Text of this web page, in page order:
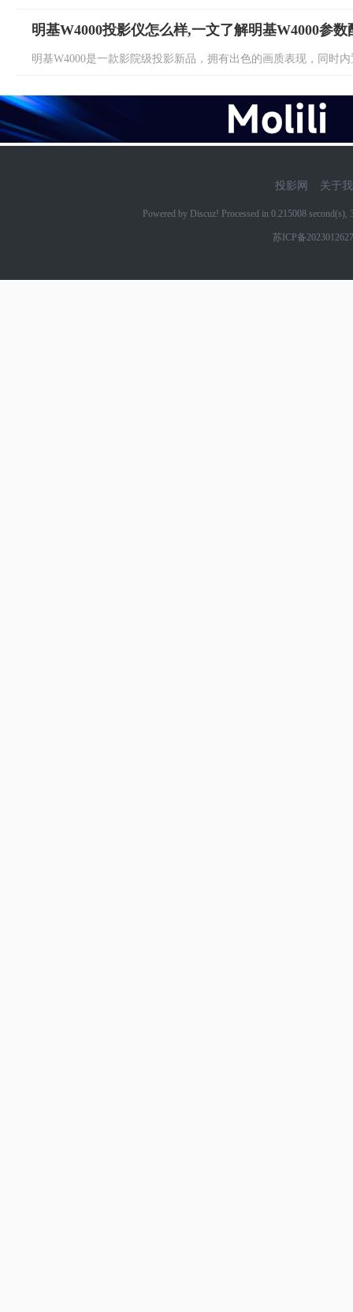
明基W4000投影仪怎么样,一文了解明基W4000参数
明基W4000是一款影院级投影新品，拥有出色的画质表现，同时
投影网 关于
Powered by Discuz! Processed in 0.215008
苏ICP备